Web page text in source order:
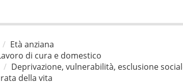
Età anziana
di cura e domestico
Deprivazione, vulnerabilità, esclusione
della vita